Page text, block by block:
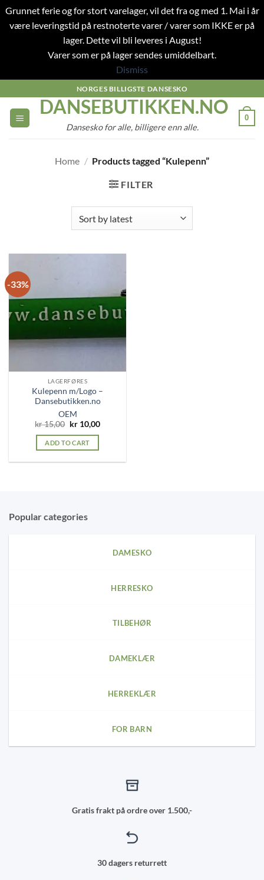
Grunnet ferie og for stort varelager, vil det fra og med 1. Mai i år
være leveringstid på restnoterte varer / varer som IKKE er på
lager. Dette vil bli leveres i August!
Varer som er på lager sendes umiddelbart.
Dismiss
to
content
NORGES BILLIGSTE DANSESKO
DANSEBUTIKKEN.NO
Dansesko for alle, billigere enn alle.
0
Home / Products tagged “Kulepenn”
FILTER
-33%
LAGERFØRES
Kulepenn m/Logo –
Dansebutikken.no
OEM
kr15,00 Original
was:
kr 15,00.
kr10,00Current
ADD TO CART
Popular categories
DAMESKO
HERRESKO
TILBEHØR
DAMEKLÆR
HERREKLÆR
FOR BARN
Gratis frakt på ordre over 1.500,-
30 dagers returrett